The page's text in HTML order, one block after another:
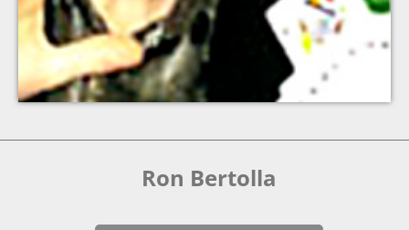
Ron Bertolla